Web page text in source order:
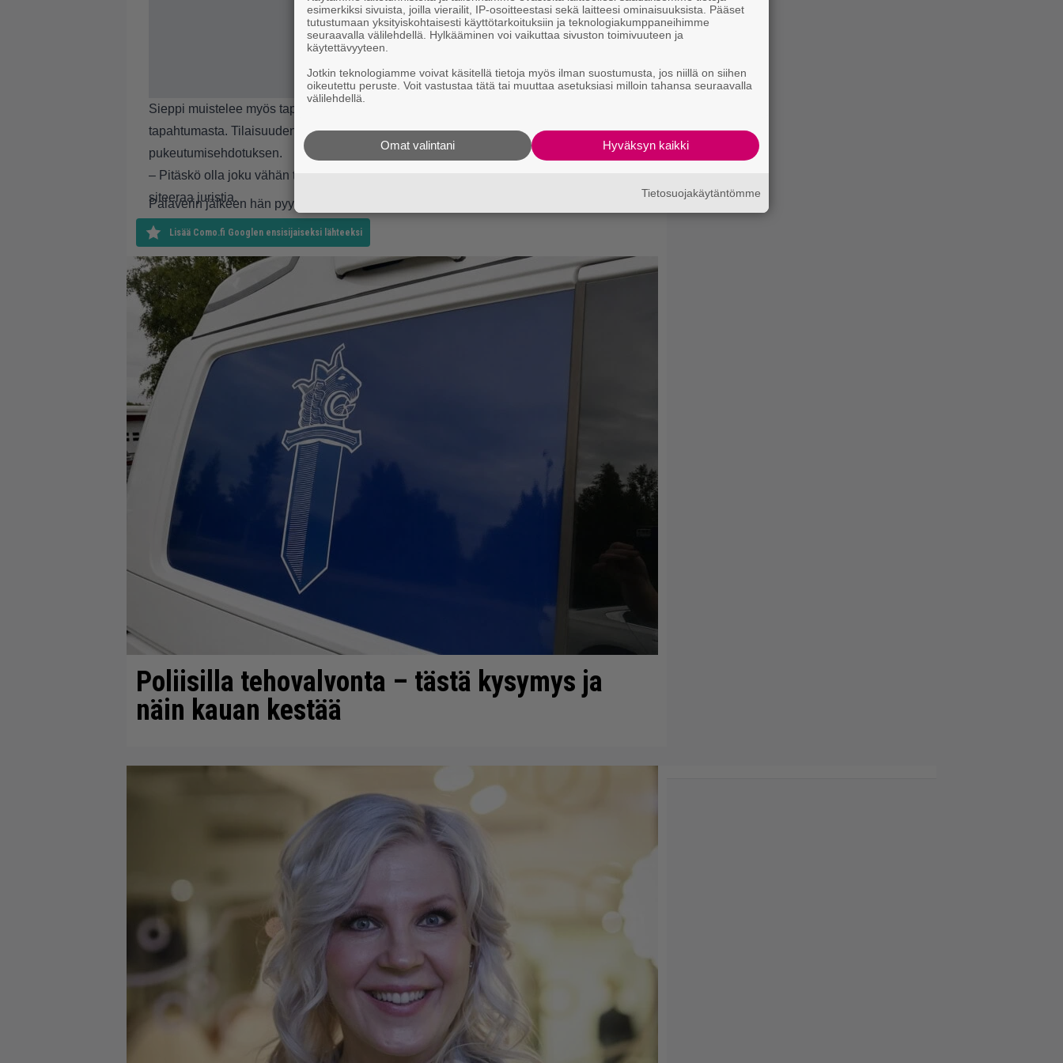
Sieppi muistelee myös tapausta, jossa eräs juristi pyysi häntä palaveriin tulevasta
tapahtumasta. Tilaisuuden asiakkaat olisivat olleet miehiä, ja juristi teki
pukeutumisehdotuksen.
– Pitäskö olla joku vähän tiukempi paita päällä, missä tissit näyttää kivalta, Sieppi
siteeraa juristia.
Palaverin jälkeen hän pyysi keikasta niin korkean palkkion, että järjestäjät kieltäytyivät.
Lisää Como.fi Googlen ensisijaiseksi lähteeksi
Poliisilla tehovalvonta – tästä kysymys ja
näin kauan kestää
esimerkiksi sivuista, joilla vierailit, IP-osoitteestasi sekä laitteesi ominaisuuksista. Pääset
tutustumaan yksityiskohtaisesti käyttötarkoituksiin ja teknologiakumppaneihimme
seuraavalla välilehdellä. Hylkääminen voi vaikuttaa sivuston toimivuuteen ja
käytettävyyteen.
Jotkin teknologiamme voivat käsitellä tietoja myös ilman suostumusta, jos niillä on siihen
oikeutettu peruste. Voit vastustaa tätä tai muuttaa asetuksiasi milloin tahansa seuraavalla
välilehdellä.
Hyväksyn kaikki
Omat valintani
Tietosuojakäytäntömme